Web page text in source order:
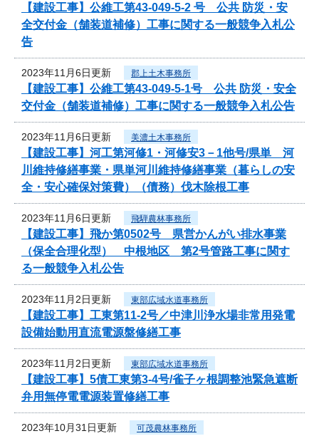
【建設工事】公維工第43-049-5-2 号 公共 防災・安
全交付金（舗装道補修）工事に関する一般競争入札公
告
2023年11月6日更新 郡上土木事務所
【建設工事】公維工第43-049-5-1号 公共 防災・安全
交付金（舗装道補修）工事に関する一般競争入札公告
2023年11月6日更新 美濃土木事務所
【建設工事】河工第河修1・河修安3－1他号/県単 河
川維持修繕事業・県単河川維持修繕事業（暮らしの安
全・安心確保対策費）（債務）伐木除根工事
2023年11月6日更新 飛騨農林事務所
【建設工事】飛か第0502号 県営かんがい排水事業
（保全合理化型） 中根地区 第2号管路工事に関す
る一般競争入札公告
2023年11月2日更新 東部広域水道事務所
【建設工事】工東第11-2号／中津川浄水場非常用発電
設備始動用直流電源盤修繕工事
2023年11月2日更新 東部広域水道事務所
【建設工事】5債工東第3-4号/雀子ヶ根調整池緊急遮断
弁用無停電電源装置修繕工事
2023年10月31日更新 可茂農林事務所